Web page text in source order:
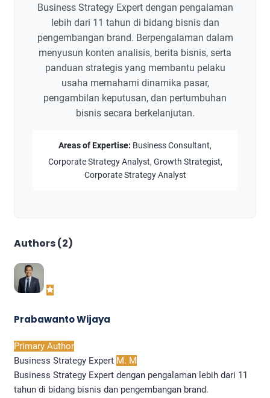
Business Strategy Expert dengan pengalaman
lebih dari 11 tahun di bidang bisnis dan
pengembangan brand. Berpengalaman dalam
menyusun konten analisis, berita bisnis, serta
panduan strategis yang membantu pelaku
usaha memahami dinamika pasar,
pengambilan keputusan, dan pertumbuhan
bisnis secara berkelanjutan.
Areas of Expertise: Business Consultant,
Corporate Strategy Analyst, Growth Strategist,
Corporate Strategy Analyst
Authors (2)
Prabawanto Wijaya
Primary Author
Business Strategy Expert M. M
Business Strategy Expert dengan pengalaman lebih dari 11
tahun di bidang bisnis dan pengembangan brand.